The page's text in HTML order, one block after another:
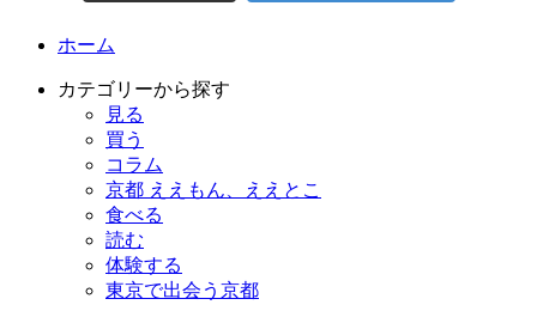
ホーム
カテゴリーから探す
見る
買う
コラム
京都 ええもん、ええとこ
食べる
読む
体験する
東京で出会う京都